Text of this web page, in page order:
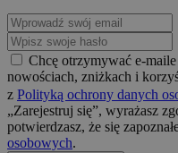
Chcę otrzymywać e-
nowościach, zniżkach i
z Polityką ochrony danych
„Zarejestruj się”, wyrażasz
potwierdzasz, że się
osobowych.